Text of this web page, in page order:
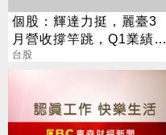
個股：輝達力挺，麗臺3
月營收撐竿跳，Q1業績飆
＋費用銳減，獲利成長可
台股